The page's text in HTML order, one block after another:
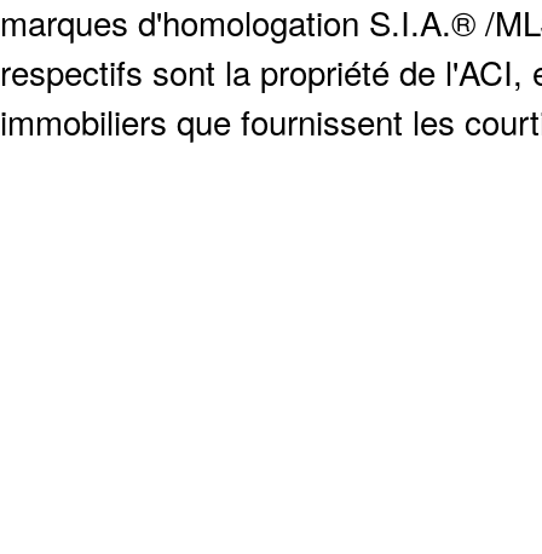
marques d'homologation S.I.A.® /
respectifs sont la propriété de
immobiliers que fournissent les